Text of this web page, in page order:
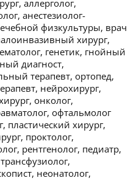
аллерголог,
анестезиолог-
физкультуры, врач
хирург,
генетик, гнойный
диагност,
терапевт, ортопед,
нейрохирург,
онколог,
офтальмолог
пластический хирург,
проктолог,
рентгенолог, педиатр,
неонатолог,